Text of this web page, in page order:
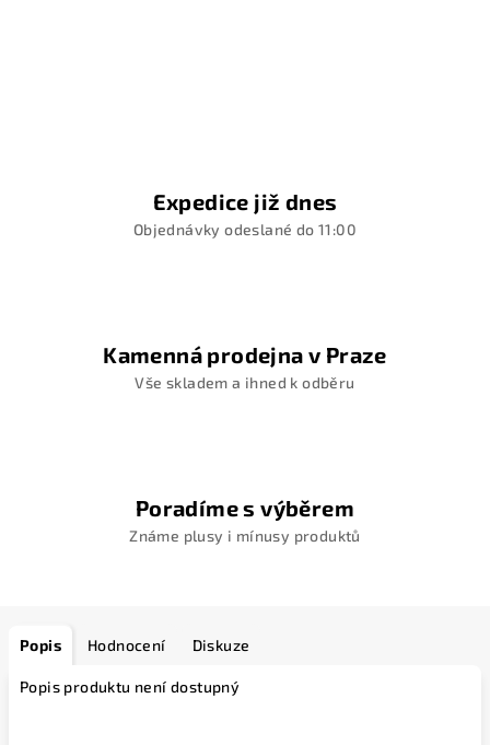
Expedice již dnes
Objednávky odeslané do 11:00
Kamenná prodejna v Praze
Vše skladem a ihned k odběru
Poradíme s výběrem
Známe plusy i mínusy produktů
Popis Hodnocení Diskuze
Popis produktu není dostupný